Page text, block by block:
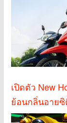
เปิดตัว New
ย้อนกลิ่นอายซิ